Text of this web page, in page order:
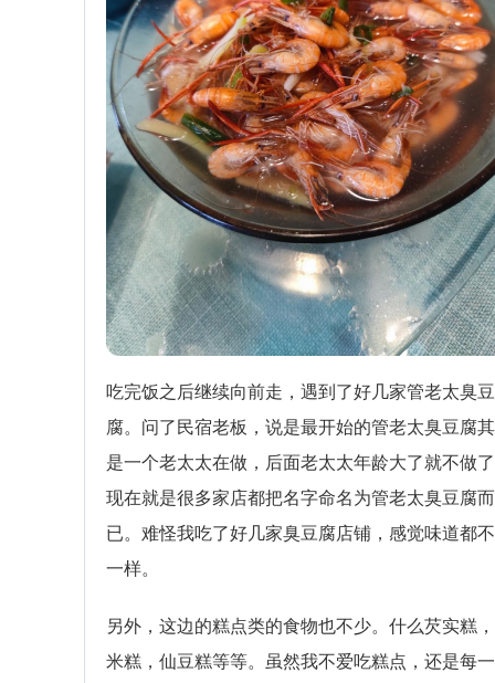
吃完饭之后继续向前走，遇到了好几家管老太臭豆
腐。问了民宿老板，说是最开始的管老太臭豆腐
是一个老太太在做，后面老太太年龄大了就不做
现在就是很多家店都把名字命名为管老太臭豆腐而
已。难怪我吃了好几家臭豆腐店铺，感觉味道都
一样。
另外，这边的糕点类的食物也不少。什么芡实糕
米糕，仙豆糕等等。虽然我不爱吃糕点，还是每